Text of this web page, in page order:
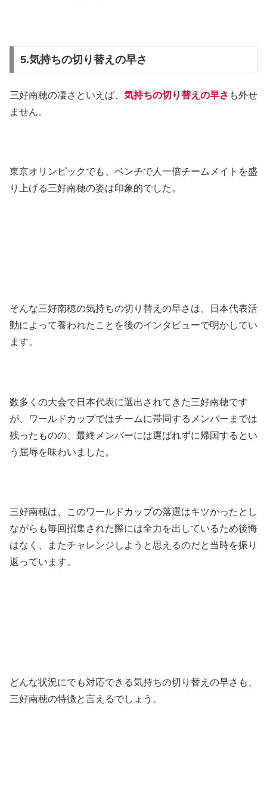
5.気持ちの切り替えの早さ
三好南穂の凄さといえば、 気持ちの切り替えの早さ も外せ
ません。
東京オリンピックでも、ベンチで人一倍チームメイトを盛
り上げる三好南穂の姿は印象的でした。
そんな三好南穂の気持ちの切り替えの早さは、日本代表活
動によって養われたことを後のインタビューで明かしてい
ます。
数多くの大会で日本代表に選出されてきた三好南穂です
が、ワールドカップではチームに帯同するメンバーまでは
残ったものの、最終メンバーには選ばれずに帰国するとい
う屈辱を味わいました。
三好南穂は、このワールドカップの落選はキツかったとし
ながらも毎回招集された際には全力を出しているため後悔
はなく、またチャレンジしようと思えるのだと当時を振り
返っています。
どんな状況にでも対応できる気持ちの切り替えの早さも、
三好南穂の特徴と言えるでしょう。